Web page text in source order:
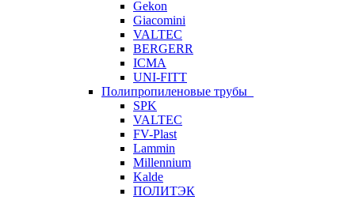
Gekon
Giacomini
VALTEC
BERGERR
ICMA
UNI-FITT
Полипропиленовые трубы
SPK
VALTEC
FV-Plast
Lammin
Millennium
Kalde
ПОЛИТЭК